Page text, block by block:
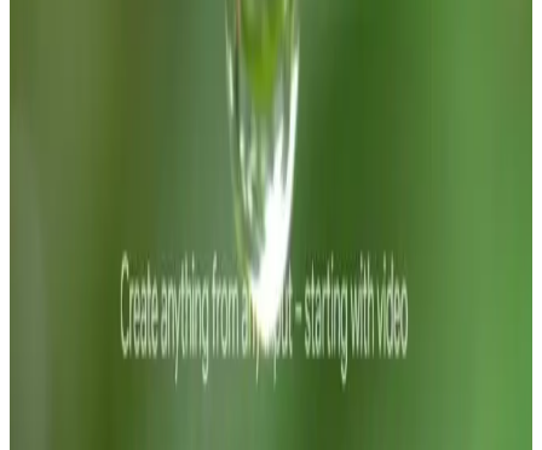
oppsummering av TLS." )
print(resp.output_text) 5) Hurtig
web-API med FastAPI (Python) -
Installer: pip install fastapi uvicorn
google-genai - Minimal server:
from fastapi import FastAPI, Query
from google.genai import Client
app = FastAPI() client =
Client(api_key="YOUR_API_KEY")
@app.get("/chat") def chat(q: str =